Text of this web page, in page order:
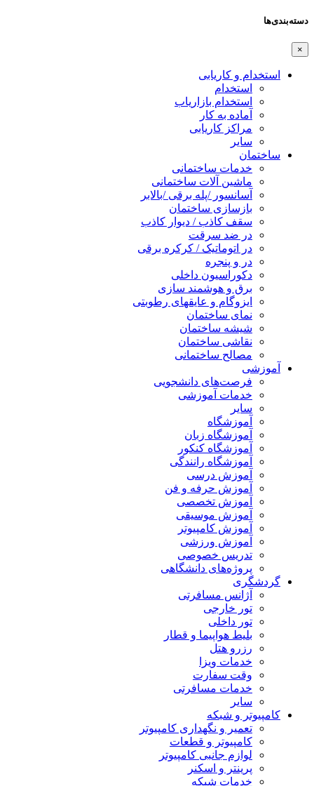
دسته‌بندی‌ها
×
استخدام و کاریابی
استخدام
استخدام بازاریاب
آماده به کار
مراکز کاریابی
سایر
ساختمان
خدمات ساختمانی
ماشین آلات ساختمانی
آسانسور /پله برقی /بالابر
بازسازی ساختمان
سقف کاذب / دیوار کاذب
در ضد سرقت
در اتوماتیک / کرکره برقی
در و پنجره
دکوراسیون داخلی
برق و هوشمند سازی
ایزوگام و عایقهای رطوبتی
نمای ساختمان
شیشه ساختمان
نقاشی ساختمان
مصالح ساختمانی
آموزشی
فرصت‌های دانشجویی
خدمات آموزشی
سایر
آموزشگاه
آموزشگاه زبان
آموزشگاه کنکور
آموزشگاه رانندگی
آموزش درسی
آموزش حرفه و فن
آموزش تخصصی
آموزش موسیقی
آموزش کامپیوتر
آموزش ورزشی
تدریس خصوصی
پروژه‌های دانشگاهی
گردشگری
آژانس مسافرتی
تور خارجی
تور داخلی
بلیط هواپیما و قطار
رزرو هتل
خدمات ویزا
وقت سفارت
خدمات مسافرتی
سایر
کامپیوتر و شبکه
تعمیر و نگهداری کامپیوتر
کامپیوتر و قطعات
لوازم جانبی کامپیوتر
پرینتر و اسکنر
خدمات شبکه